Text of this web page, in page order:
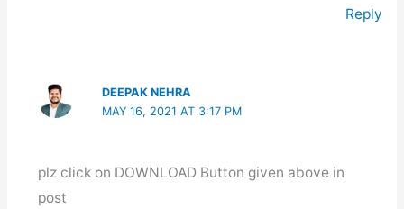
Reply
DEEPAK NEHRA
MAY 16, 2021 AT 3:17 PM
plz click on DOWNLOAD Button given above in
post